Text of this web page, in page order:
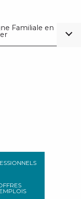
Familiale en